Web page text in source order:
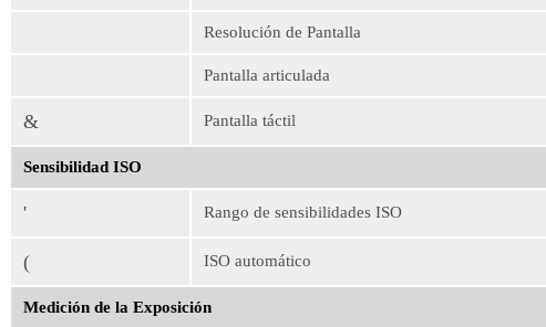
Resolución de Pantalla
Pantalla articulada
& Pantalla táctil
Sensibilidad ISO
' Rango de sensibilidades ISO
( ISO automático
Medición de la Exposición